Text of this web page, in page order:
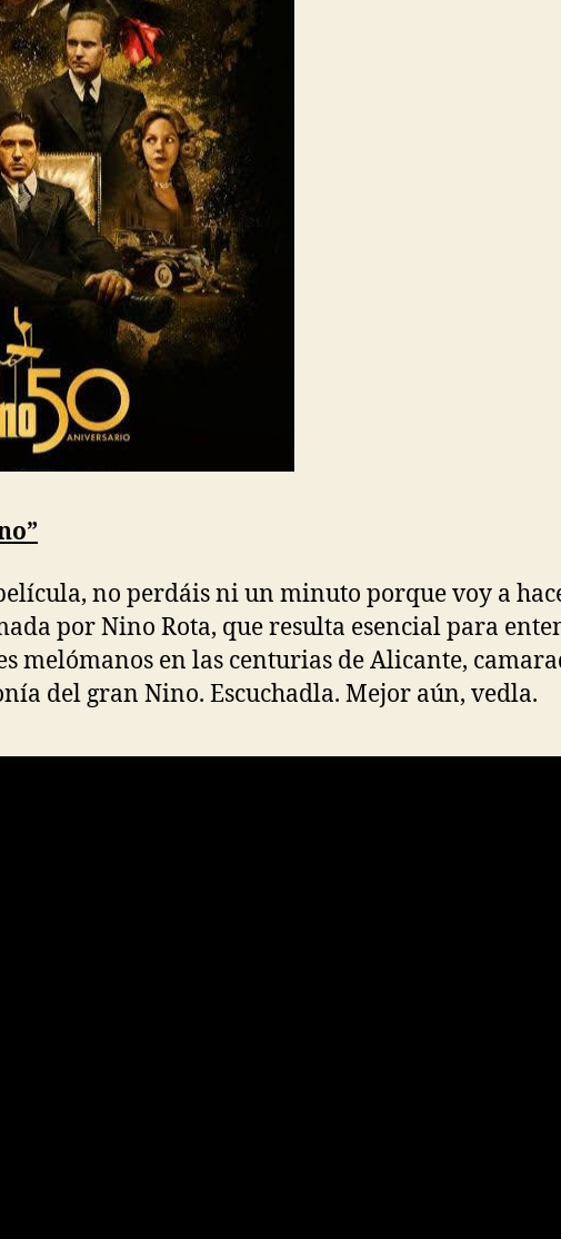
no perdáis ni un minuto porque voy a
por Nino Rota, que resulta esencial para
melómanos en las centurias de Alicante,
del gran Nino. Escuchadla. Mejor aún, vedla.